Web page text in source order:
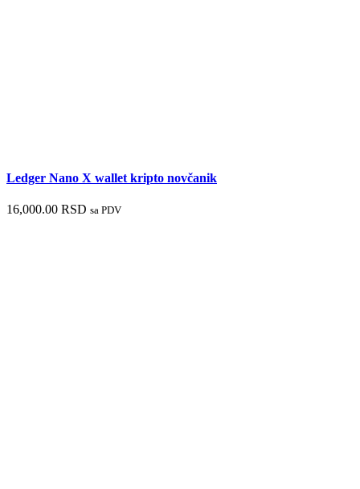
Ledger Nano X wallet kripto novčanik
16,000.00 RSD sa PDV